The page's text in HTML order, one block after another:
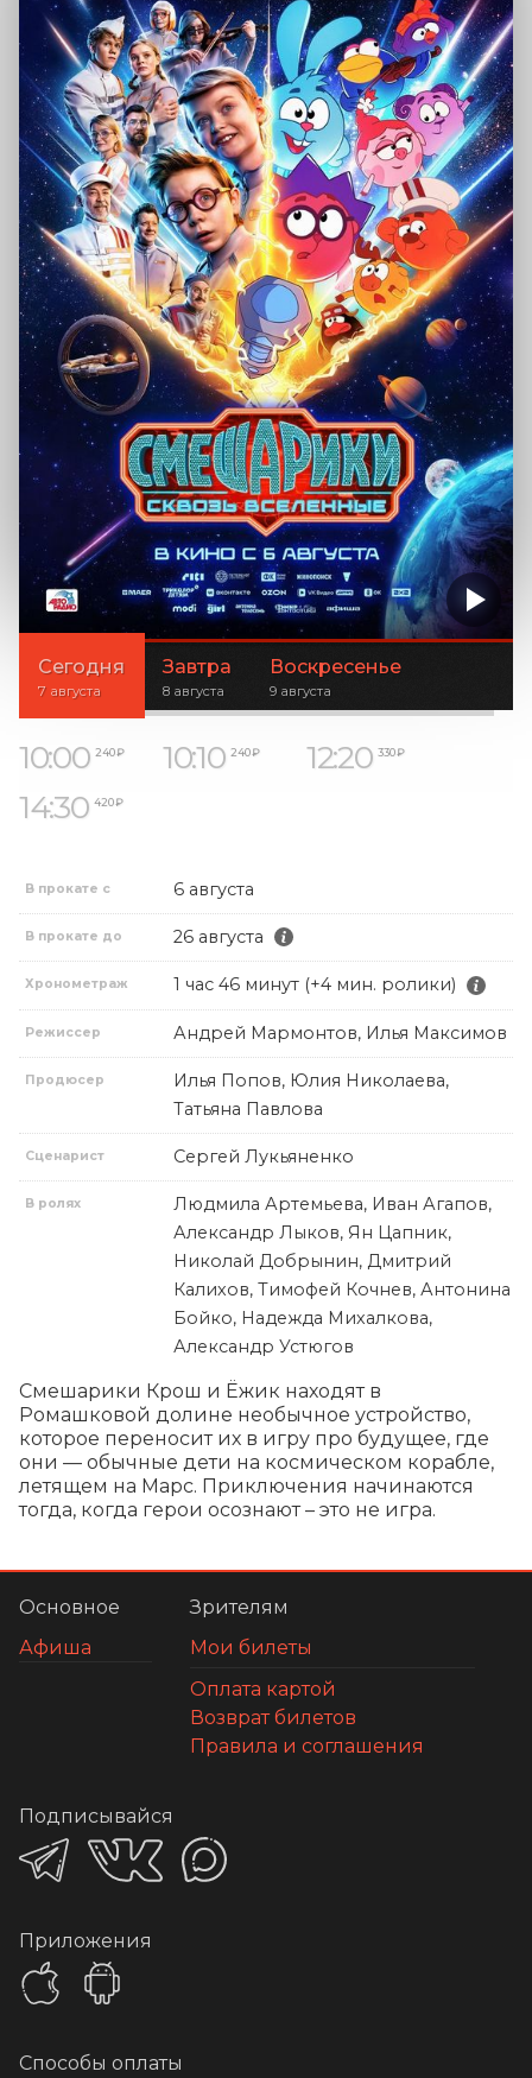
Сегодня
7 августа
Завтра
8 августа
Воскресенье
9 августа
10:00 240 ₽ 10:10 240 ₽ 12:20 330 ₽
14:30 420 ₽
В прокате с 6 августа
В прокате до 26 августа
Хронометраж 1 час 46 минут (+4 мин. ролики)
Режиссер Андрей Мармонтов, Илья Максимов
Продюсер
Илья Попов, Юлия Николаева,
Татьяна Павлова
Сценарист Сергей Лукьяненко
В ролях
Людмила Артемьева, Иван Агапов,
Александр Лыков, Ян Цапник,
Николай Добрынин, Дмитрий
Калихов, Тимофей Кочнев, Антонина
Бойко, Надежда Михалкова,
Александр Устюгов
Смешарики Крош и Ёжик находят в
Ромашковой долине необычное устройство,
которое переносит их в игру про будущее, где
они — обычные дети на космическом корабле,
летящем на Марс. Приключения начинаются
тогда, когда герои осознают – это не игра.
Основное
Афиша
Зрителям
Мои билеты
Оплата картой
Возврат билетов
Правила и соглашения
Подписывайся
Приложения
Способы оплаты